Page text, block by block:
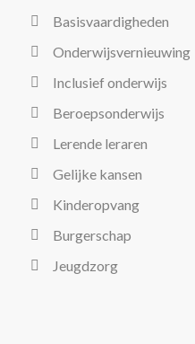
Basisvaardigheden
Onderwijsvernieuwing
Inclusief onderwijs
Beroepsonderwijs
Lerende leraren
Gelijke kansen
Kinderopvang
Burgerschap
Jeugdzorg